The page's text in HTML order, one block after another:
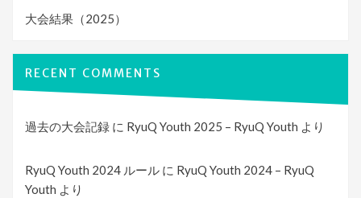
大会結果（2025）
RECENT COMMENTS
過去の大会記録 に RyuQ Youth 2025 – RyuQ Youth より
RyuQ Youth 2024 ルール に RyuQ Youth 2024 – RyuQ
Youth より